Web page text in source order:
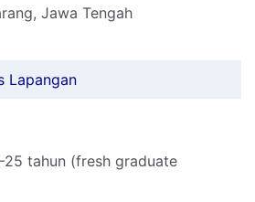
Jawa Tengah
Lapangan
tahun (fresh graduate